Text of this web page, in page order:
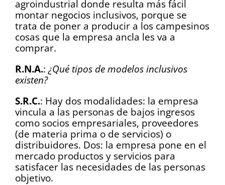
agroindustrial donde resulta más fácil
montar negocios inclusivos, porque se
trata de poner a producir a los campesinos
cosas que la empresa ancla les va a
comprar.
R.N.A.: ¿Qué tipos de modelos inclusivos
existen?
S.R.C.: Hay dos modalidades: la empresa
vincula a las personas de bajos ingresos
como socios empresariales, proveedores
(de materia prima o de servicios) o
distribuidores. Dos: la empresa pone en el
mercado productos y servicios para
satisfacer las necesidades de las personas
objetivo.